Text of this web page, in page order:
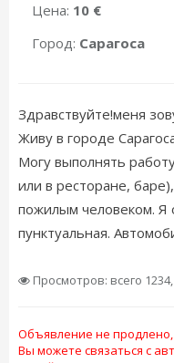
Цена: 10 €
Город: Сарагоса
Здравствуйте!меня
Живу в городе
Могу выполнять
или в ресторане,
пожилым человеком. Я
пунктуальная.
Просмотров: всего
Объявление не
Вы можете связаться с